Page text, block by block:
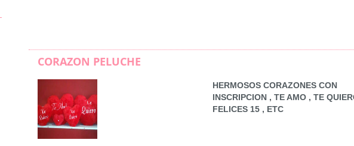
CORAZON PELUCHE
HERMOSOS CORAZONES CON
INSCRIPCION , TE AMO , TE
FELICES 15 , ETC